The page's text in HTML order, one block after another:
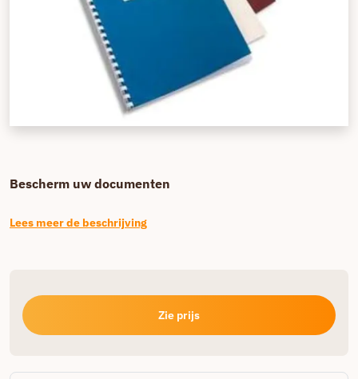
Bescherm uw documenten
Lees meer de beschrijving
Zie prijs